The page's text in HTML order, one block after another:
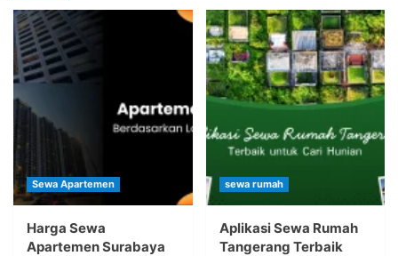
Sewa Apartemen
Harga Sewa
Apartemen Surabaya
sewa rumah
Aplikasi Sewa Rumah
Tangerang Terbaik